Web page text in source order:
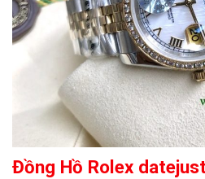
Đồng Hồ Rolex